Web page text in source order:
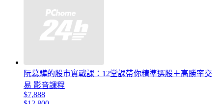
阮慕驊的股市實戰課：12堂課帶你精準選股＋高勝率交
易 影音課程
$7,888